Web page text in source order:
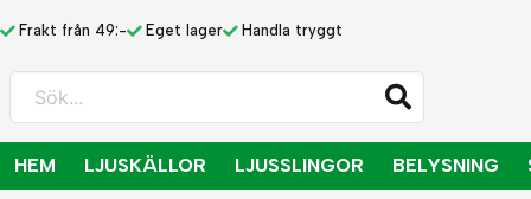
Frakt från 49:- Eget lager Handla tryggt
Sök...
HEM LJUSKÄLLOR LJUSSLINGOR BELYSNING